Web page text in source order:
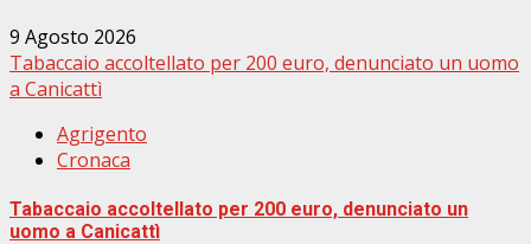
9 Agosto 2026
Tabaccaio accoltellato per 200 euro, denunciato un uomo
a Canicattì
Agrigento
Cronaca
Tabaccaio accoltellato per 200 euro, denunciato un
uomo a Canicattì